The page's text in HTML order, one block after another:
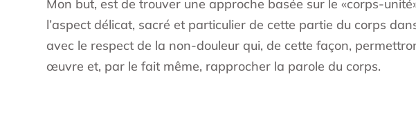
Mon but, est de trouver une approche basée sur le «corps-
l’aspect délicat, sacré et particulier de cette partie du corps
avec le respect de la non-douleur qui, de cette façon,
œuvre et, par le fait même, rapprocher la parole du corps.